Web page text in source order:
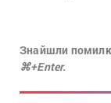
Знайшли
⌘+Enter.